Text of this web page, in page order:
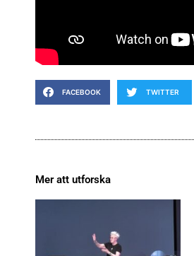
FACEBOOK TWITTER
Mer att utforska